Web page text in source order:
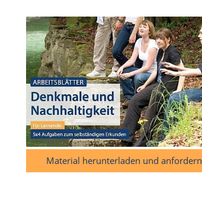
Material herunterladen und anfordern